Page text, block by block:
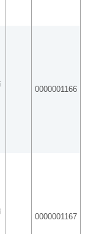
0000001166
0000001167